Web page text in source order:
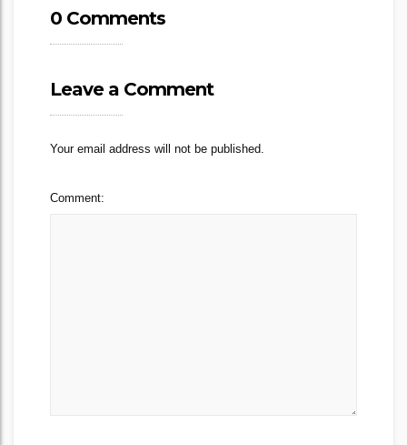
0 Comments
Leave a Comment
Your email address will not be published.
Comment: